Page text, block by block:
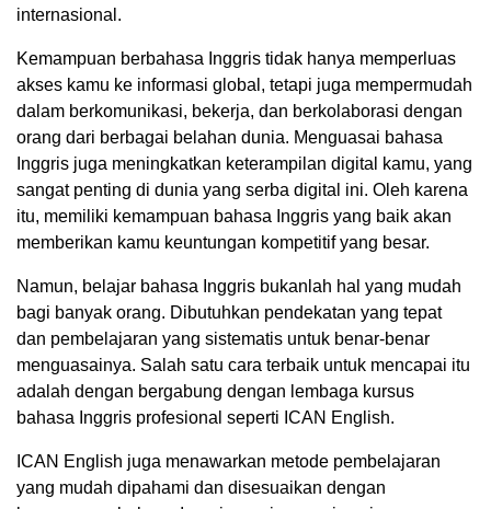
internasional.
Kemampuan berbahasa Inggris tidak hanya memperluas
akses kamu ke informasi global, tetapi juga mempermudah
dalam berkomunikasi, bekerja, dan berkolaborasi dengan
orang dari berbagai belahan dunia. Menguasai bahasa
Inggris juga meningkatkan keterampilan digital kamu, yang
sangat penting di dunia yang serba digital ini. Oleh karena
itu, memiliki kemampuan bahasa Inggris yang baik akan
memberikan kamu keuntungan kompetitif yang besar.
Namun, belajar bahasa Inggris bukanlah hal yang mudah
bagi banyak orang. Dibutuhkan pendekatan yang tepat
dan pembelajaran yang sistematis untuk benar-benar
menguasainya. Salah satu cara terbaik untuk mencapai itu
adalah dengan bergabung dengan lembaga kursus
bahasa Inggris profesional seperti ICAN English.
ICAN English juga menawarkan metode pembelajaran
yang mudah dipahami dan disesuaikan dengan